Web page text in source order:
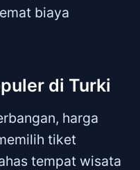
biaya
di Turki
harga
tiket
tempat wisata